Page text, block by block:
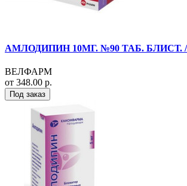
АМЛОДИПИН 10МГ. №90 ТАБ.
ВЕЛФАРМ
от 348.00 р.
Под заказ